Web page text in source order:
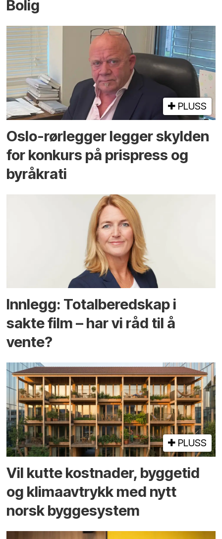
Bolig
PLUSS
Oslo-rørlegger legger skylden
for konkurs på prispress og
byråkrati
Innlegg: Totalberedskap i
sakte film – har vi råd til å
vente?
PLUSS
Vil kutte kostnader, byggetid
og klima­avtrykk med nytt
norsk bygge­system